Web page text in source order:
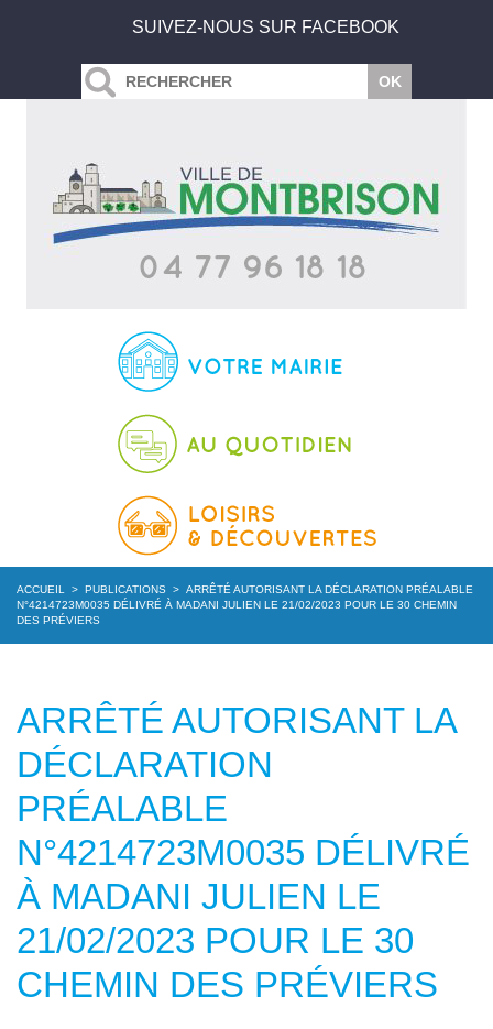
SUIVEZ-NOUS SUR FACEBOOK
ACCUEIL > PUBLICATIONS > ARRÊTÉ AUTORISANT LA DÉCLARATION PRÉALABLE
N°4214723M0035 DÉLIVRÉ À MADANI JULIEN LE 21/02/2023 POUR LE 30 CHEMIN
DES PRÉVIERS
ARRÊTÉ AUTORISANT LA
DÉCLARATION
PRÉALABLE
N°4214723M0035 DÉLIVRÉ
À MADANI JULIEN LE
21/02/2023 POUR LE 30
CHEMIN DES PRÉVIERS